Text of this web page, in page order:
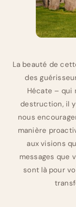
La beauté de
des
Hécate – qui
destruction, il
nous
manière
aux visions
messages que
sont là pour